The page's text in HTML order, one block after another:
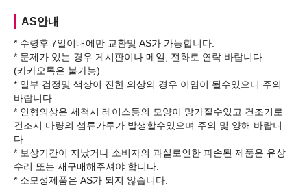
AS안내
* 수령후 7일이내에만 교환및 AS가 가능합니다.
* 문제가 있는 경우 게시판이나 메일, 전화로 연락 바랍니다.
(카카오톡은 불가능)
* 일부 검정및 색상이 진한 의상의 경우 이염이 될수있으니 주의
바랍니다.
* 인형의상은 세척시 레이스등의 모양이 망가질수있고 건조기로
건조시 다량의 섬류가루가 발생할수있으며 주의 및 양해 바랍니
다.
* 보상기간이 지났거나 소비자의 과실로인한 파손된 제품은 유상
수리 또는 재구매해주셔야 합니다.